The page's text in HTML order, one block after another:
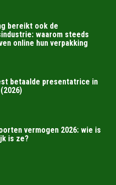
bereikt ook de
waarom steeds
online hun verpakking
betaalde presentatrice in
vermogen 2026: wie is
is ze?